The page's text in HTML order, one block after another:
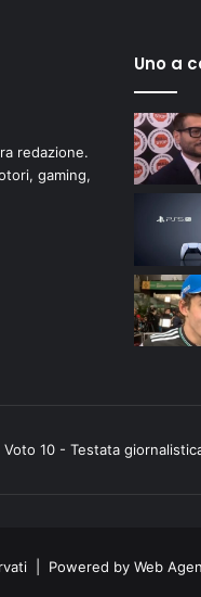
redazione.
gaming,
Uno a
Voto 10 - Testata
| Powered by Web